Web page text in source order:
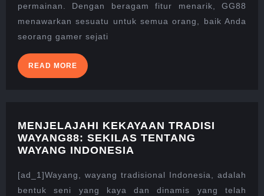
YANG
PERLU
permainan. Dengan beragam fitur menarik, GG88
menawarkan sesuatu untuk semua orang, baik Anda
seorang gamer sejati
READ MORE READ
MORE
MENJELAJAHI KEKAYAAN TRADISI
WAYANG88: SEKILAS TENTANG
WAYANG INDONESIA
TRADISI
WAYANG88:
[ad_1]Wayang, wayang tradisional Indonesia, adalah
bentuk seni yang kaya dan dinamis yang telah